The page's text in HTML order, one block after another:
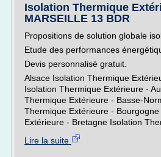
Isolation Thermique
MARSEILLE 13 BDR
Propositions de solution globale
Etude des performances
Devis personnalisé gratuit.
Alsace Isolation Thermique
Isolation Thermique Extérieure -
Thermique Extérieure - Basse-
Thermique Extérieure -
Extérieure - Bretagne Isolation
Lire la suite